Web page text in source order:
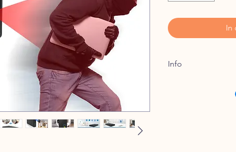
In
Info
Nach der Zahlung